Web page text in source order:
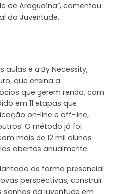
de Araguaína”, comentou
da Juventude,
aulas é a By Necessity,
que ensina a
que gerem renda, com
em 11 etapas que
on-line e off-line,
O método já foi
mais de 12 mil alunos
abertos anualmente.
de forma presencial
perspectivas, construir
da juventude em